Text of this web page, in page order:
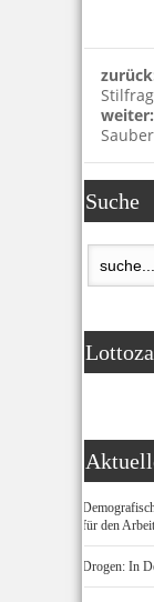
weiter:
Suche
für den
Drogen: In